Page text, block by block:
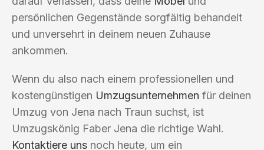
persönlichen Gegenstände sorgfältig behandelt
und unversehrt in deinem neuen Zuhause
ankommen.
Wenn du also nach einem professionellen und
kostengünstigen Umzugsunternehmen für deinen
Umzug von Jena nach Traun suchst, ist
Umzugskönig Faber Jena die richtige Wahl.
Kontaktiere uns noch heute, um ein